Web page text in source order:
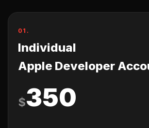
01.
Individual
Apple Developer
$350